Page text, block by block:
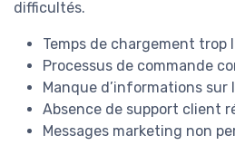
difficultés.
Temps de chargement trop
Processus de commande
Manque d’informations sur
Absence de support client
Messages marketing non